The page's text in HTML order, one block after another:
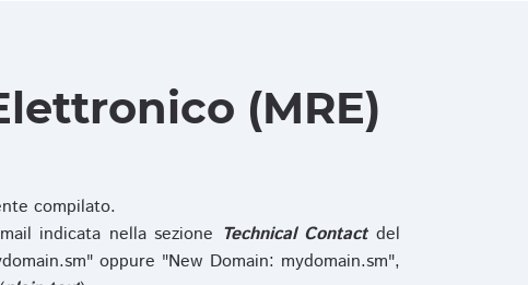
(MRE)
compilato.
indicata nella sezione Technical Contactdel
oppure "New Domain: mydomain.sm",